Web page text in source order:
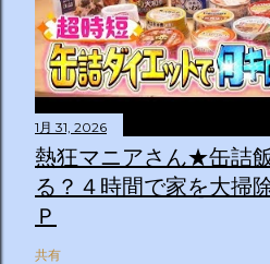
1月 31, 2026
熱狂マニアさん★缶詰
る？４時間で家を大掃
Ｐ
共有